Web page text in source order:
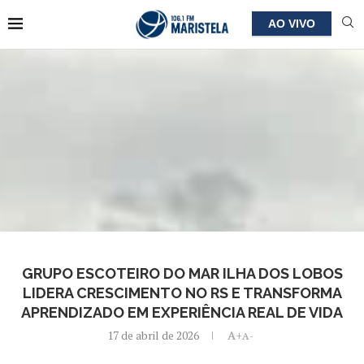
AO VIVO
GRUPO ESCOTEIRO DO MAR ILHA DOS LOBOS
LIDERA CRESCIMENTO NO RS E TRANSFORMA
APRENDIZADO EM EXPERIÊNCIA REAL DE VIDA
17 de abril de 2026 A+A-